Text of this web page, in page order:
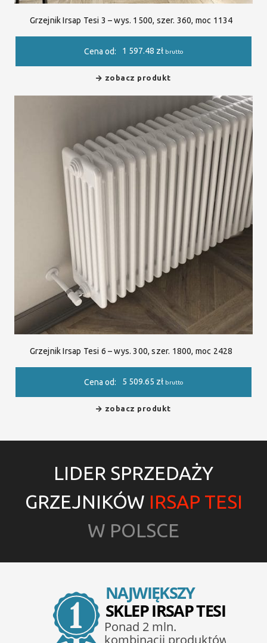
Grzejnik Irsap Tesi 3 – wys. 1500, szer. 360, moc 1134
Cena od: 1 597.48 zł brutto
zobacz produkt
Grzejnik Irsap Tesi 6 – wys. 300, szer. 1800, moc 2428
Cena od: 5 509.65 zł brutto
zobacz produkt
LIDER SPRZEDAŻY
GRZEJNIKÓW IRSAP TESI
W POLSCE